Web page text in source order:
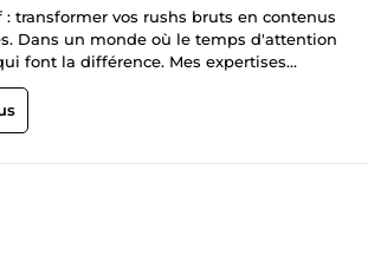
transformer vos rushs bruts en contenus
Dans un monde où le temps d'attention
font la différence. Mes expertises
TikTok, Reels. 🔊 Sound Design
: Maîtrise des outils de synthèse vocale
100% naturel et émotionnel. 🎨